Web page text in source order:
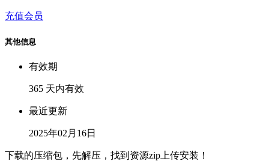
充值会员
其他信息
有效期
365 天内有效
最近更新
2025年02月16日
下载的压缩包，先解压，找到资源zip上传安装！